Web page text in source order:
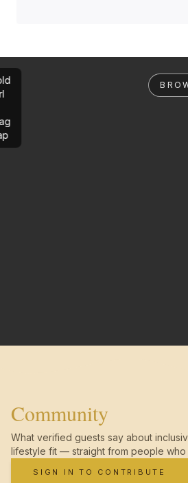
Community
What verified guests say about
lifestyle fit — straight from people who
SIGN IN TO CONTRIBUTE